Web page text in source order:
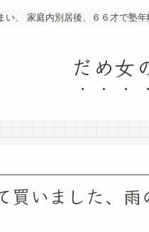
い、 家庭内別居後、６６才で塾
だめ女
買いました、